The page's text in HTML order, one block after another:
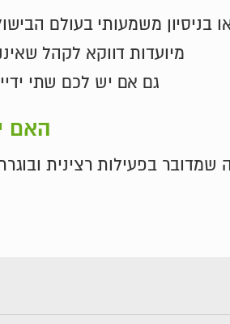
או בניסיון משמעותי בעולם
מיועדות דווקא לקהל
גם אם יש לכם שתי
האם